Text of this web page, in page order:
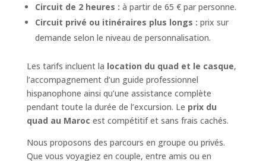
Circuit de 2 heures : à partir de 65 € par personne.
Circuit privé ou itinéraires plus longs : prix sur
demande selon le niveau de personnalisation.
Les tarifs incluent la location du quad et le casque,
l’accompagnement d’un guide professionnel
hispanophone ainsi qu’une assistance complète
pendant toute la durée de l’excursion. Le prix du
quad au Maroc est compétitif et sans frais cachés.
Nous proposons des parcours en groupe ou privés.
Que vous voyagiez en couple, entre amis ou en